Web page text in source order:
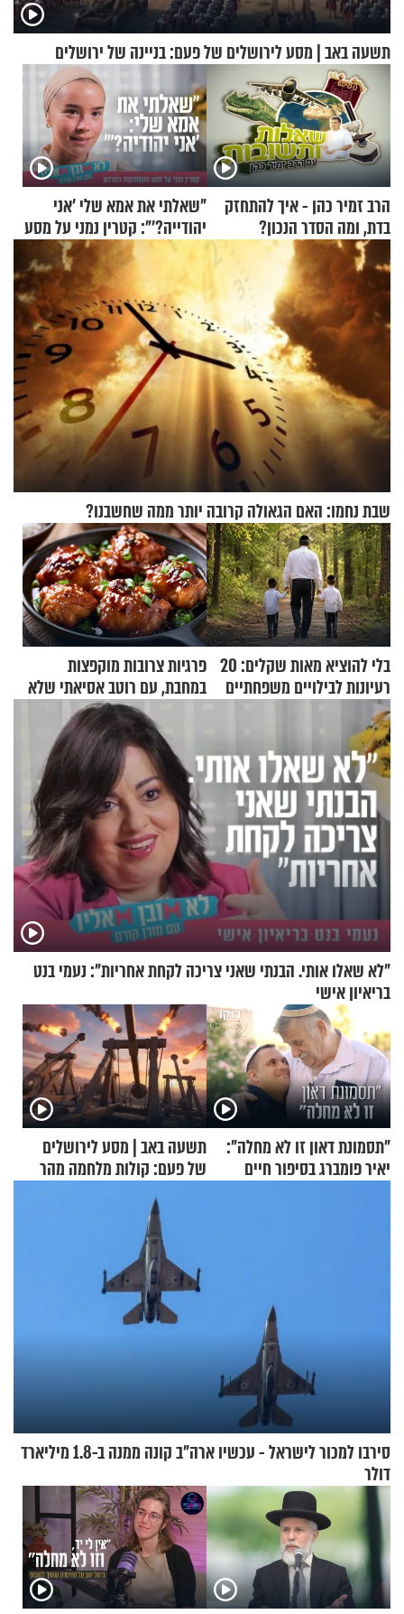
תשעה באב | מסע לירושלים של פעם: בניינה של ירושלים
הרב זמיר כהן - איך להתחזק
בדת, ומה הסדר הנכון?
"שאלתי את אמא שלי 'אני
יהודייה?'": קטרין נמני על מסע
ההתחזקות המרגש
שבת נחמו: האם הגאולה קרובה יותר ממה שחשבנו?
בלי להוציא מאות שקלים: 20
רעיונות לבילויים משפחתיים
כמעט בחינם
פרגיות צרובות מוקפצות
במחבת, עם רוטב אסיאתי שלא
יישכח במהרה
"לא שאלו אותי. הבנתי שאני צריכה לקחת אחריות": נעמי בנט
בריאיון אישי
"תסמונת דאון זו לא מחלה":
יאיר פומברג בסיפור חיים
תשעה באב | מסע לירושלים
של פעם: קולות מלחמה מהר
סירבו למכור לישראל - עכשיו ארה"ב קונה ממנה ב-1.8 מיליארד
דולר